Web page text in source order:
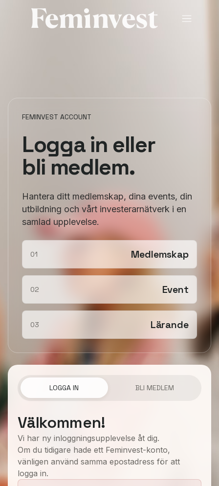
HUB
About us
SV/ENREGISTER LOGIN
FEMINVEST ACCOUNT
Logga in eller
bli medlem.
Hantera ditt medlemskap, dina events, din
utbildning och vårt investerarnätverk i en
samlad upplevelse.
01 Medlemskap
02 Event
03 Lärande
LOGGA IN BLI MEDLEM
Välkommen!
Vi har ny inloggningsupplevelse åt dig.
Om du tidigare hade ett Feminvest-konto,
vänligen använd samma epostadress för att
logga in.